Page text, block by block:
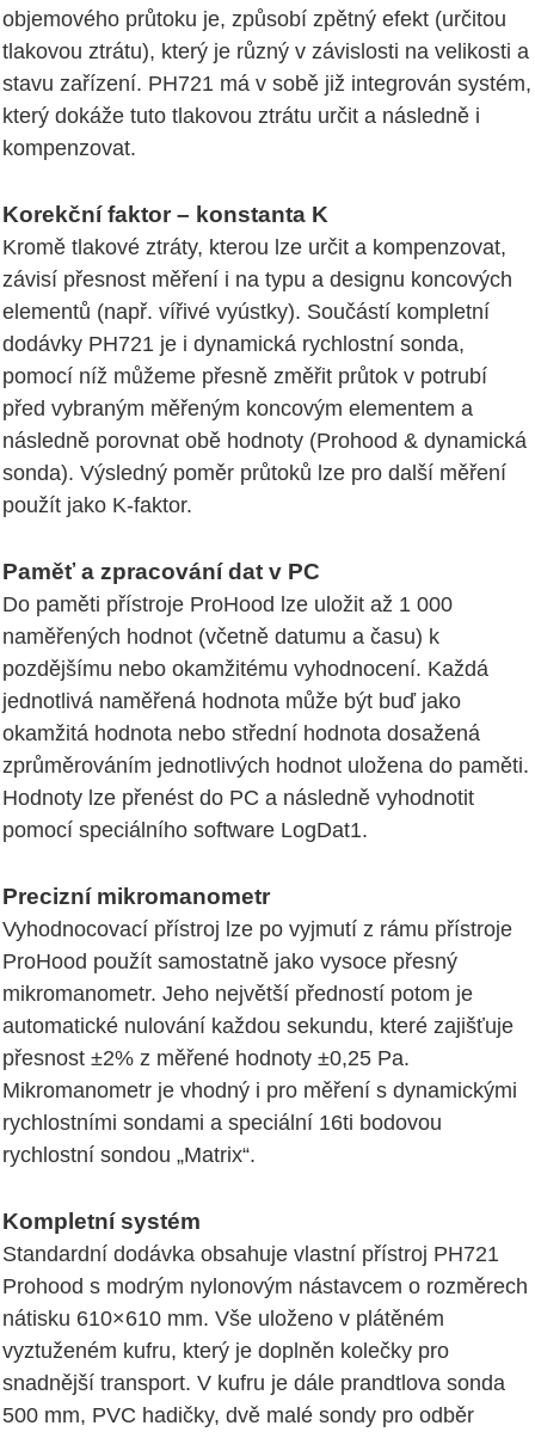
objemového průtoku je, způsobí zpětný efekt (určitou
tlakovou ztrátu), který je různý v závislosti na velikosti a
stavu zařízení. PH721 má v sobě již integrován systém,
který dokáže tuto tlakovou ztrátu určit a následně i
kompenzovat.
Korekční faktor – konstanta K
Kromě tlakové ztráty, kterou lze určit a kompenzovat,
závisí přesnost měření i na typu a designu koncových
elementů (např. vířivé vyústky). Součástí kompletní
dodávky PH721 je i dynamická rychlostní sonda,
pomocí níž můžeme přesně změřit průtok v potrubí
před vybraným měřeným koncovým elementem a
následně porovnat obě hodnoty (Prohood & dynamická
sonda). Výsledný poměr průtoků lze pro další měření
použít jako K-faktor.
Paměť a zpracování dat v PC
Do paměti přístroje ProHood lze uložit až 1 000
naměřených hodnot (včetně datumu a času) k
pozdějšímu nebo okamžitému vyhodnocení. Každá
jednotlivá naměřená hodnota může být buď jako
okamžitá hodnota nebo střední hodnota dosažená
zprůměrováním jednotlivých hodnot uložena do paměti.
Hodnoty lze přenést do PC a následně vyhodnotit
pomocí speciálního software LogDat1.
Precizní mikromanometr
Vyhodnocovací přístroj lze po vyjmutí z rámu přístroje
ProHood použít samostatně jako vysoce přesný
mikromanometr. Jeho největší předností potom je
automatické nulování každou sekundu, které zajišťuje
přesnost ±2% z měřené hodnoty ±0,25 Pa.
Mikromanometr je vhodný i pro měření s dynamickými
rychlostními sondami a speciální 16ti bodovou
rychlostní sondou „Matrix“.
Kompletní systém
Standardní dodávka obsahuje vlastní přístroj PH721
Prohood s modrým nylonovým nástavcem o rozměrech
nátisku 610×610 mm. Vše uloženo v plátěném
vyztuženém kufru, který je doplněn kolečky pro
snadnější transport. V kufru je dále prandtlova sonda
500 mm, PVC hadičky, dvě malé sondy pro odběr